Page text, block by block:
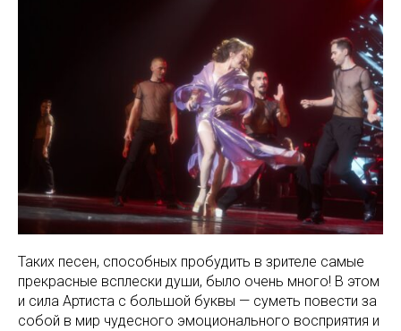
Таких песен, способных пробудить в зрителе самые
прекрасные всплески души, было очень много! В этом
и сила Артиста с большой буквы — суметь повести за
собой в мир чудесного эмоционального восприятия и